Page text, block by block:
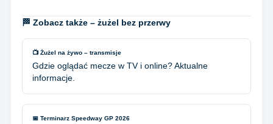
🏁 Zobacz także – żużel bez przerwy
📺 Żużel na żywo – transmisje
Gdzie oglądać mecze w TV i online? Aktualne
informacje.
📅 Terminarz Speedway GP 2026